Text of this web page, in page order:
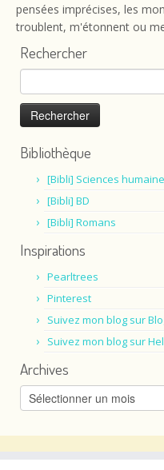
pensées imprécises, les
troublent, m'étonnent ou
Rechercher
Rechercher :
Bibliothèque
[Bibli] Sciences
[Bibli] BD
[Bibli] Romans
Inspirations
Pearltrees
Pinterest
Suivez mon blog sur
Suivez mon blog sur
Archives
Archives